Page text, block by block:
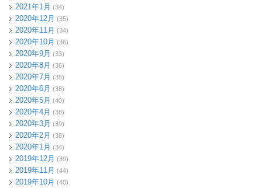
2021年1月 (34)
2020年12月 (35)
2020年11月 (34)
2020年10月 (36)
2020年9月 (33)
2020年8月 (36)
2020年7月 (35)
2020年6月 (38)
2020年5月 (40)
2020年4月 (38)
2020年3月 (39)
2020年2月 (38)
2020年1月 (34)
2019年12月 (39)
2019年11月 (44)
2019年10月 (40)